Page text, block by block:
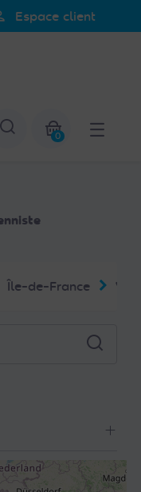
Espace client
Afficher la
0
Île-de-France